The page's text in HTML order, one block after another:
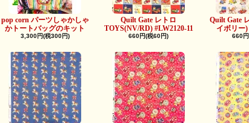
pop corn パーツしゃかしゃ
かトートバッグのキット
3,300円(税300円)
Quilt Gate レトロ
TOYS(NV/RD) #LW2120-11
660円(税60円)
Quilt Gate
イボリー)
660